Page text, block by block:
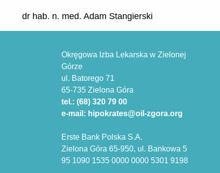
dr hab. n. med. Adam Stangierski
Okręgowa Izba Lekarska w Zielonej
Górze
ul. Batorego 71
65-735 Zielona Góra
tel.: (68) 320 79 00
e-mail: hipokrates@oil-zgora.org
Erste Bank Polska S.A.
Zielona Góra 65-950, ul. Bankowa 5
95 1090 1535 0000 0000 5301 9198